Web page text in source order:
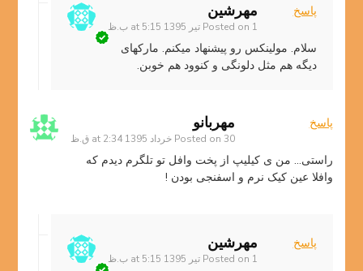
مهرشین
Posted on 1 تیر 1395 at 5:15 ب.ظ
پاسخ
سلام. مولینکس رو پیشنهاد میکنم. مارکهای
دیگه هم مثل دلونگی و کنوود هم خوبن.
مهربانو
Posted on 30 خرداد 1395 at 2:34 ق.ظ
پاسخ
راستی… من ی کیلیپ از پخت وافل تو تلگرم دیدم که
وافلا عین کیک نرم و اسفنجی بودن !
مهرشین
Posted on 1 تیر 1395 at 5:15 ب.ظ
پاسخ